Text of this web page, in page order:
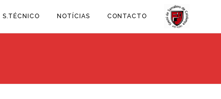
S.TÉCNICO NOTÍCIAS CONTACTO